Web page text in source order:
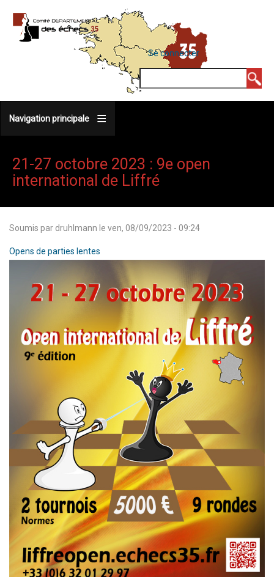
contenu
MENU
DU
COMPTE
DE
Se connecter
Navigation principale
21-27 octobre 2023 : 9e open
international de Liffré
Soumis par druhlmann le ven, 08/09/2023 - 09:24
Opens de parties lentes